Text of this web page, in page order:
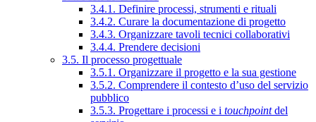
3.4.1. Definire processi, strumenti e rituali
3.4.2. Curare la documentazione di progetto
3.4.3. Organizzare tavoli tecnici collaborativi
3.4.4. Prendere decisioni
3.5. Il processo progettuale
3.5.1. Organizzare il progetto e la sua gestione
3.5.2. Comprendere il contesto d’uso del servizio
pubblico
3.5.3. Progettare i processi e i touchpointdel